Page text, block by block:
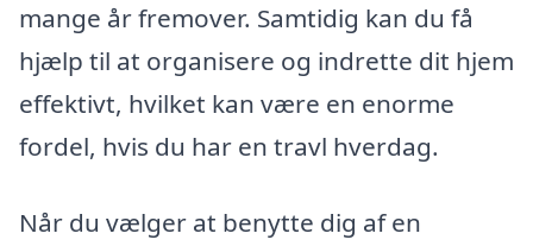
mange år fremover. Samtidig kan du få
hjælp til at organisere og indrette dit hjem
effektivt, hvilket kan være en enorme
fordel, hvis du har en travl hverdag.
Når du vælger at benytte dig af en